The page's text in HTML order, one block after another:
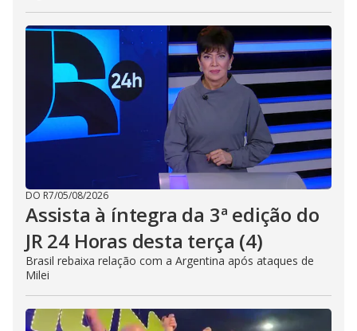
DO R7/05/08/2026
Assista à íntegra da 3ª edição do
JR 24 Horas desta terça (4)
Brasil rebaixa relação com a Argentina após ataques de
Milei